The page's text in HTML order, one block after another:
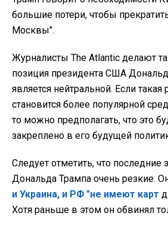
большие потери, чтобы
Москвы".
Журналисты The Atlantic делают
позиция президента США
является нейтральной. Если такая
становится более популярной
то можно предполагать, что это
закреплено в его будущей
Следует отметить, что последние
Дональда Трампа очень резкие.
и Украина, и РФ "не имеют карт
Хотя раньше в этом он обвинял